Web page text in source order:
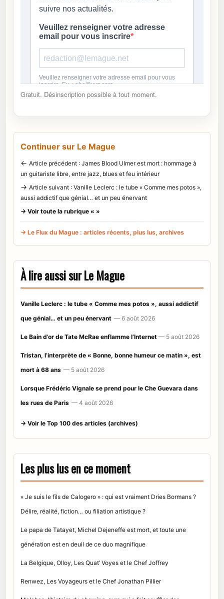
Gratuit. Désinscription possible à tout moment.
Continuer sur Le Mague
← Article précédent : James Blood Ulmer est mort : hommage à
un guitariste libre, entre jazz, blues et feu intérieur
→ Article suivant : Vanille Leclerc : le tube « Comme mes potos »,
aussi addictif que génial… et un peu énervant
→ Voir toute la rubrique « »
→ Le Flux du Mague : articles récents, plus lus, archives
À lire aussi sur Le Mague
Vanille Leclerc : le tube « Comme mes potos », aussi addictif
que génial… et un peu énervant — 6 août 2026
Le Bain d’or de Tate McRae enflamme l’Internet — 5 août 2026
Tristan, l’interprète de « Bonne, bonne humeur ce matin », est
mort à 68 ans — 5 août 2026
Lorsque Frédéric Vignale se prend pour le Che Guevara dans
les rues de Paris — 4 août 2026
→ Voir le Top 100 des articles (archives)
Les plus lus en ce moment
« Je suis le fils de Calogero » : qui est vraiment Dries Bormans ?
Délire, réalité, fiction… ou filiation artistique ?
Le papa de Tatayet, Michel Dejeneffe est mort, et toute une
génération est en deuil de ce duo magnifique
La Belgique, Olloy, Les Quat’ Voyes et le Chef Joffrey
Renwez, Les Voyageurs et le Chef Jonathan Pillier